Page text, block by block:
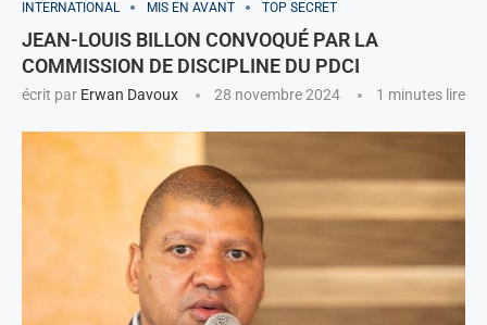
INTERNATIONAL MIS EN AVANT TOP SECRET
JEAN-LOUIS BILLON CONVOQUÉ PAR LA
COMMISSION DE DISCIPLINE DU PDCI
écrit par Erwan Davoux 28 novembre 2024 1 minutes lire